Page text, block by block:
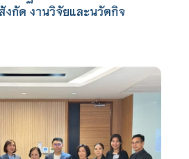
งกัด งานวิจัยและนวัตกิจ